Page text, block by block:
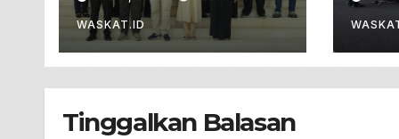
Unesco Global
Geopark
WASKAT.ID
Tinggalkan Balasan